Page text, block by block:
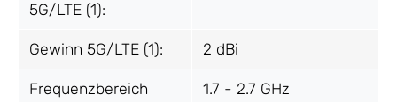
5G/LTE (1):
Gewinn 5G/LTE (1): 2 dBi
Frequenzbereich 1.7 - 2.7 GHz